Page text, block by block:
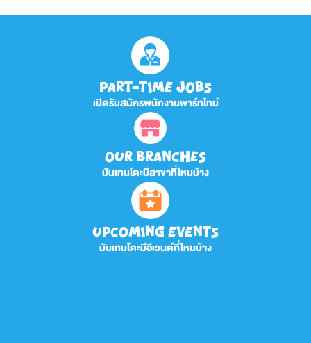
PART-TIME JOBS
เปิดรับสมัครพนักงานพาร์ทไทม์
OUR BRANCHES
มันเทนโดะมีสาขาที่ไหนบ้าง
UPCOMING EVENTS
มันเทนโดะมีอีเวนต์ที่ไหนบ้าง